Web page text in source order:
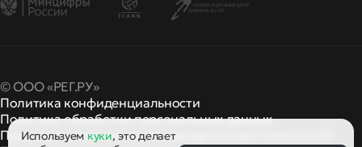
© ООО «РЕГ.РУ»
Политика конфиденциальности
Политика обработки персональных данных
Правила применения рекомендательных технологий
Используем куки, это делает